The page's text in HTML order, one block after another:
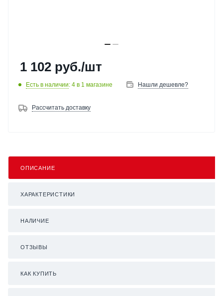
1 102 руб./шт
Есть в наличии: 4 в 1 магазине Нашли дешевле?
Рассчитать доставку
ОПИСАНИЕ
ХАРАКТЕРИСТИКИ
НАЛИЧИЕ
ОТЗЫВЫ
КАК КУПИТЬ